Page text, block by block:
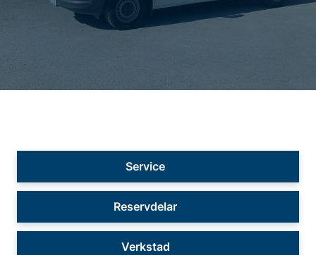
Service
Reservdelar
Verkstad